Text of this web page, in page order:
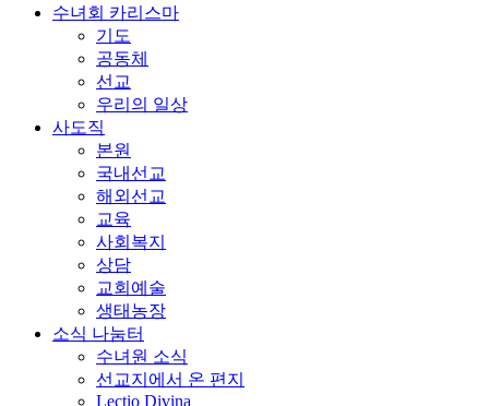
수녀회 카리스마
기도
공동체
선교
우리의 일상
사도직
본원
국내선교
해외선교
교육
사회복지
상담
교회예술
생태농장
소식 나눔터
수녀원 소식
선교지에서 온 편지
Lectio Divina